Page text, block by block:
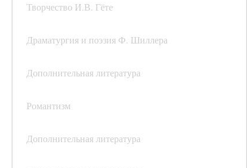
Творчество И.В. Гёте
Драматургия и поэзия Ф. Шиллера
Дополнительная литература
Романтизм
Дополнительная литература